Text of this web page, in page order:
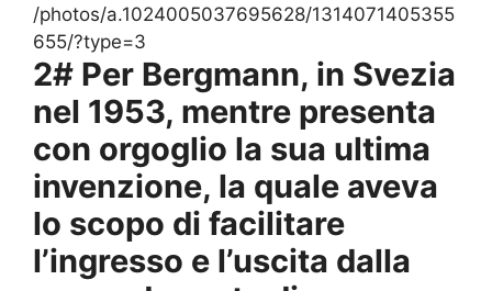
/photos/a.1024005037695628/1314071405355
655/?type=3
2# Per Bergmann, in Svezia
nel 1953, mentre presenta
con orgoglio la sua ultima
invenzione, la quale aveva
lo scopo di facilitare
l’ingresso e l’uscita dalla